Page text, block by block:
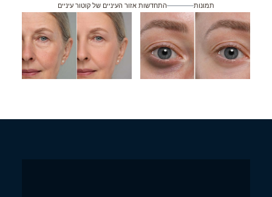
תמונות התחדשות אזור העיניים של קוטור עיניים